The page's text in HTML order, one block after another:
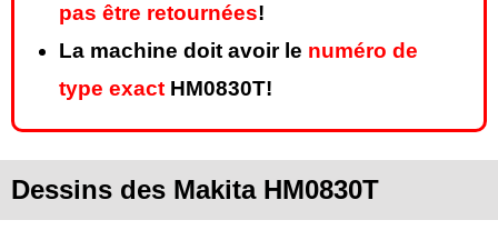
pas être retournées!
La machine doit avoir le numéro de
type exact HM0830T!
Dessins des Makita HM0830T